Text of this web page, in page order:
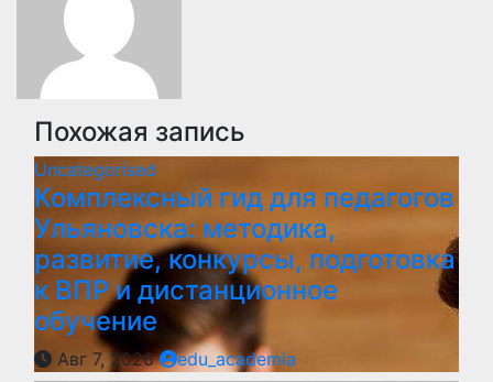
Похожая запись
Uncategorised
Комплексный гид для педагогов
Ульяновска: методика,
развитие, конкурсы, подготовка
к ВПР и дистанционное
обучение
Авг 7, 2026
edu_academia